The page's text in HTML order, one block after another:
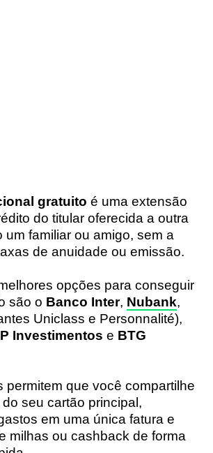
gratuito é uma extensão
do titular oferecida a outra
um familiar ou amigo, sem a
de anuidade ou emissão.
opções para conseguir
são o Banco Inter, Nubank,
Uniclass e Personnalité),
Investimentos e BTG
permitem que você compartilhe
seu cartão principal,
em uma única fatura e
milhas ou cashback de forma